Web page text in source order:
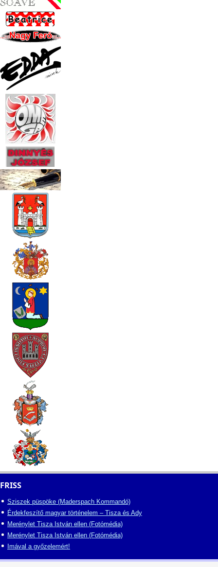
FRISS
Sziszek püspöke (Maderspach Kommandó)
Érdekfeszítő magyar történelem – Tisza és Ady
Merénylet Tisza István ellen (Fotómédia)
Merénylet Tisza István ellen (Fotómédia)
Imával a győzelemért!